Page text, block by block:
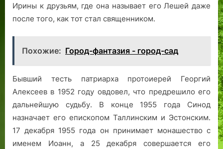
Ирины к друзьям, где она называет его Лешей даже
после того, как тот стал священником.
Похожие: Город-фантазия - город-сад
Бывший тесть патриарха протоиерей Георгий
Алексеев в 1952 году овдовел, что предрешило его
дальнейшую судьбу. В конце 1955 года Синод
назначает его епископом Таллинским и Эстонским.
17 декабря 1955 года он принимает монашество с
именем Иоанн, а 25 декабря совершается его